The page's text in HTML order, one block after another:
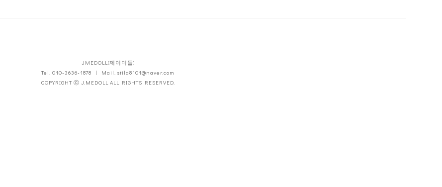
JMEDOLL(제이미돌)
Tel. 010-3636-1878 | Mail. stila8101@naver.com
COPYRIGHT ⓒ J.MEDOLL ALL RIGHTS RESERVED.